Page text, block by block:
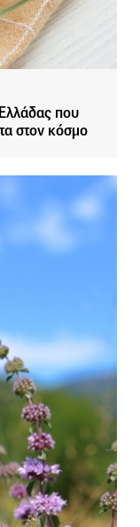
που
στον κόσμο